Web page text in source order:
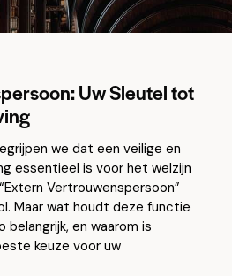
Uw Sleutel tot
we dat een veilige en
essentieel is voor het welzijn
Vertrouwenspersoon”
Maar wat houdt deze functie
belangrijk, en waarom is
keuze voor uw